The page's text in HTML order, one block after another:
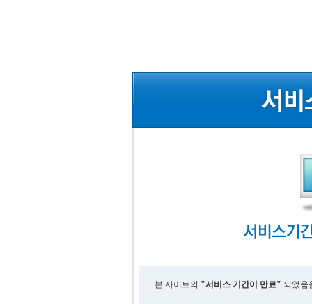
본 사이트의 "서비스 기간이 만료" 되었음